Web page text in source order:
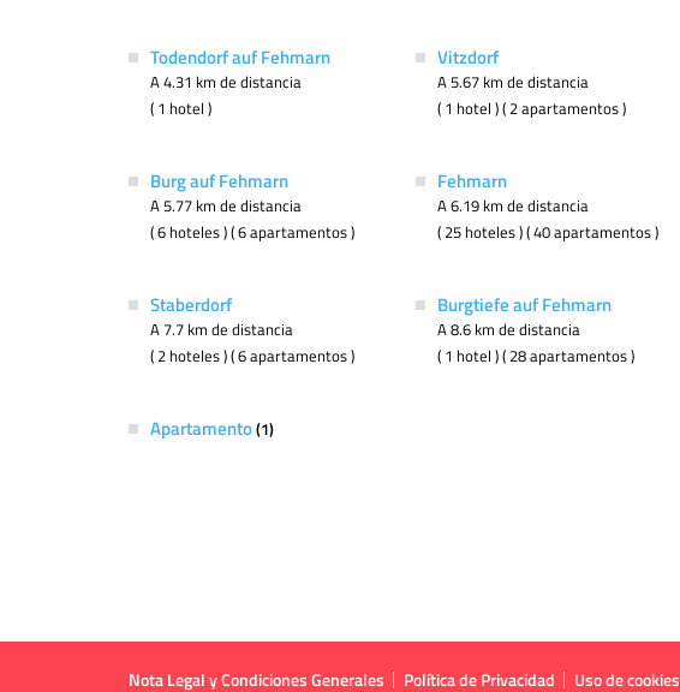
Todendorf auf Fehmarn
A 4.31 km de distancia
( 1 hotel )
Vitzdorf
A 5.67 km de distancia
( 1 hotel ) ( 2 apartamentos )
Burg auf Fehmarn
A 5.77 km de distancia
( 6 hoteles ) ( 6 apartamentos )
Fehmarn
A 6.19 km de distancia
( 25 hoteles ) ( 40 apartamentos )
Staberdorf
A 7.7 km de distancia
( 2 hoteles ) ( 6 apartamentos )
Burgtiefe auf Fehmarn
A 8.6 km de distancia
( 1 hotel ) ( 28 apartamentos )
Apartamento(1)
Nota Legal y Condiciones Generales Política de Privacidad Uso de cookies